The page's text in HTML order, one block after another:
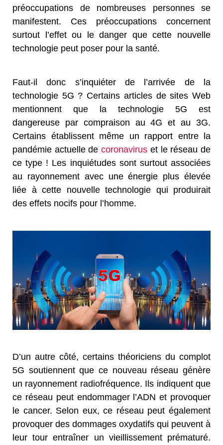
préoccupations de nombreuses personnes se
manifestent. Ces préoccupations concernent
surtout l’effet ou le danger que cette nouvelle
technologie peut poser pour la santé.
Faut-il donc s’inquiéter de l’arrivée de la
technologie 5G ? Certains articles de sites Web
mentionnent que la technologie 5G est
dangereuse par compraison au 4G et au 3G.
Certains établissent même un rapport entre la
pandémie actuelle decoronavirus et le réseau de
ce type ! Les inquiétudes sont surtout associées
au rayonnement avec une énergie plus élevée
liée à cette nouvelle technologie qui produirait
des effets nocifs pour l’homme.
D’un autre côté, certains théoriciens du complot
5G soutiennent que ce nouveau réseau génère
un rayonnement radiofréquence. Ils indiquent que
ce réseau peut endommager l’ADN et provoquer
le cancer. Selon eux, ce réseau peut également
provoquer des dommages oxydatifs qui peuvent à
leur tour entraîner un vieillissement prématuré.